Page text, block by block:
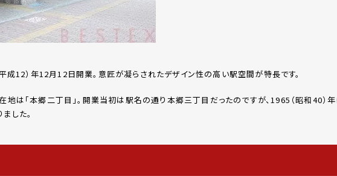
12）年12月12日開業。意匠が凝らされたデザイン性の高い駅空間が特長です。
地は「本郷二丁目」。開業当初は駅名の通り本郷三丁目だったのですが、1965（昭和40）
した。